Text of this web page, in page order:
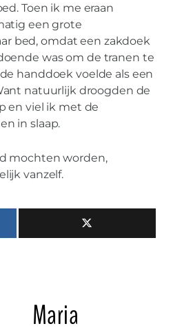
Toen ik me eraan
een grote
bed, omdat een zakdoek
was om de tranen te
handdoek voelde als een
natuurlijk droogden de
en viel ik met de
in slaap.
mochten worden,
vanzelf.
Maria